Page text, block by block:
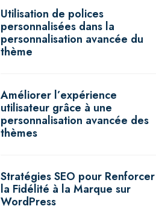
Utilisation de polices
personnalisées dans la
personnalisation avancée du
thème
Améliorer l’expérience
utilisateur grâce à une
personnalisation avancée des
thèmes
Stratégies SEO pour Renforcer
la Fidélité à la Marque sur
WordPress